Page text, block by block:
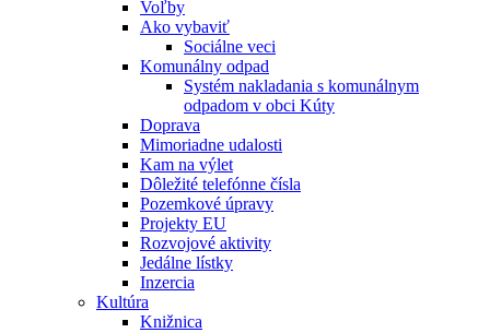
Voľby
Ako vybaviť
Sociálne veci
Komunálny odpad
Systém nakladania s komunálnym
odpadom v obci Kúty
Doprava
Mimoriadne udalosti
Kam na výlet
Dôležité telefónne čísla
Pozemkové úpravy
Projekty EU
Rozvojové aktivity
Jedálne lístky
Inzercia
Kultúra
Knižnica